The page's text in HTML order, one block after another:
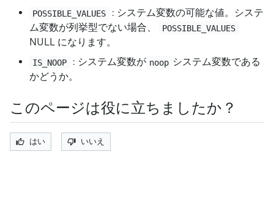
POSSIBLE_VALUES
: システム変数の可能な値。システ
ム変数が列挙型でない場合、
POSSIBLE_VALUES
NULL になります。
IS_NOOP : システム変数が noop システム変数である
かどうか。
このページは役に立ちましたか？
はい いいえ